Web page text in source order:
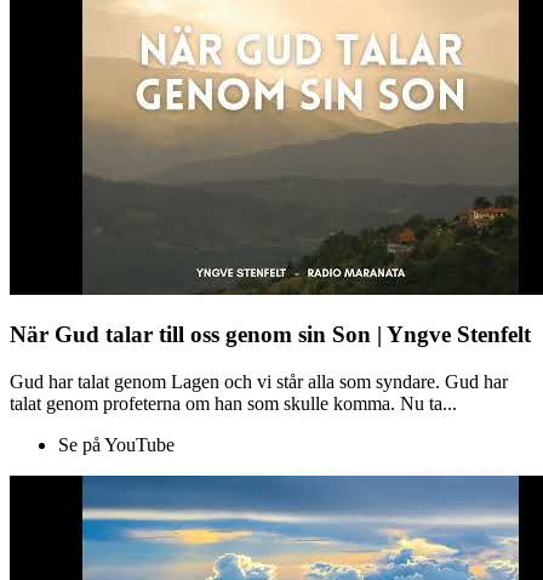
När Gud talar till oss genom sin Son | Yngve Stenfelt
Gud har talat genom Lagen och vi står alla som syndare. Gud har
talat genom profeterna om han som skulle komma. Nu ta...
Se på YouTube